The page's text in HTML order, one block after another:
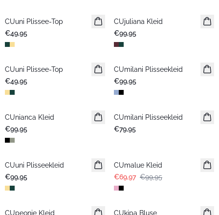
Neuheiten
CUuni Plissee-Top
€49,95
Neuheiten
CUjuliana Kleid
€99,95
Neuheiten
CUuni Plissee-Top
€49,95
Neuheiten
CUmilani Plisseekleid
€99,95
Neuheiten
CUnianca Kleid
€99,95
Neuheiten
CUmilani Plisseekleid
€79,95
Neuheiten
CUuni Plisseekleid
€99,95
CUmalue Kleid
€69,97 €99,95
-30%
CUpeonie Kleid
-30%
CUkipa Bluse